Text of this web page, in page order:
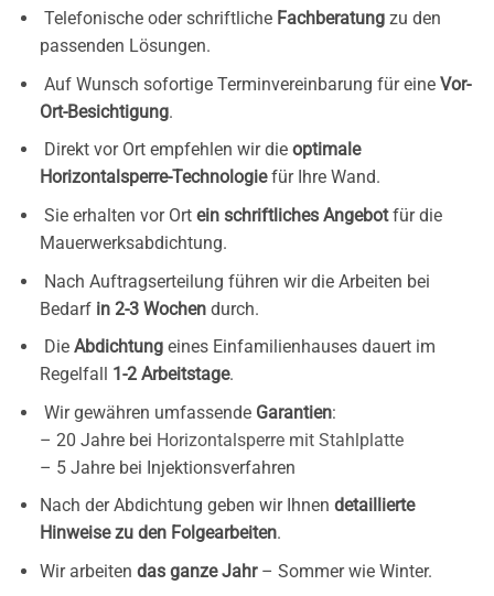
Telefonische oder schriftliche Fachberatungzu den
passenden Lösungen.
Auf Wunsch sofortige Terminvereinbarung für eine Vor-
Ort-Besichtigung.
Direkt vor Ort empfehlen wir die optimale
Horizontalsperre-Technologiefür Ihre Wand.
Sie erhalten vor Ort ein schriftliches Angebotfür die
Mauerwerksabdichtung.
Nach Auftragserteilung führen wir die Arbeiten bei
Bedarf in 2-3 Wochendurch.
Die Abdichtungeines Einfamilienhauses dauert im
Regelfall 1-2 Arbeitstage.
Wir gewähren umfassende Garantien:
– 20 Jahre bei Horizontalsperre mit Stahlplatte
– 5 Jahre bei Injektionsverfahren
Nach der Abdichtung geben wir Ihnen detaillierte
Hinweise zu den Folgearbeiten.
Wir arbeiten das ganze Jahr– Sommer wie Winter.